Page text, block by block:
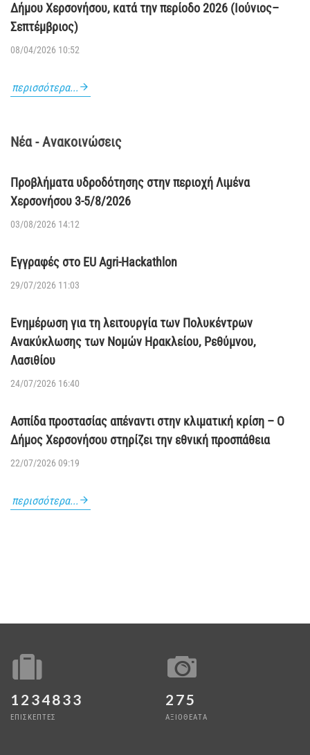
Δήμου Χερσονήσου, κατά την περίοδο 2026 (Ιούνιος–
Σεπτέμβριος)
08/04/2026 10:52
περισσότερα...
Νέα - Ανακοινώσεις
Προβλήματα υδροδότησης στην περιοχή Λιμένα
Χερσονήσου 3-5/8/2026
03/08/2026 14:12
Εγγραφές στο EU Agri-Hackathlon
29/07/2026 11:03
Ενημέρωση για τη λειτουργία των Πολυκέντρων
Ανακύκλωσης των Νομών Ηρακλείου, Ρεθύμνου,
Λασιθίου
24/07/2026 16:40
Ασπίδα προστασίας απέναντι στην κλιματική κρίση – Ο
Δήμος Χερσονήσου στηρίζει την εθνική προσπάθεια
22/07/2026 09:19
περισσότερα...
1234833
ΕΠΙΣΚΕΠΤΕΣ
275
ΑΞΙΟΘΕΑΤΑ